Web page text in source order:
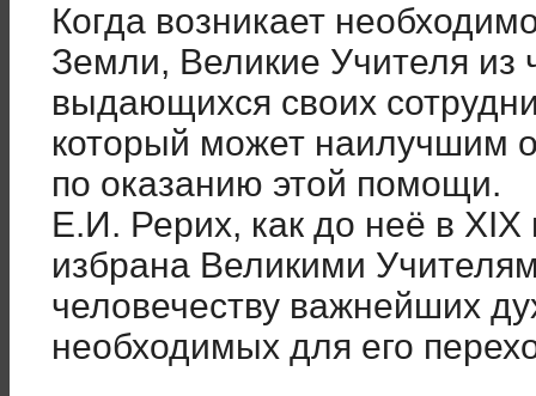
Когда возникает
Земли, Великие Учителя из
выдающихся своих
который может наилучшим
по оказанию этой помощи.
Е.И. Рерих, как до неё в
избрана Великими
человечеству важнейших
необходимых для его